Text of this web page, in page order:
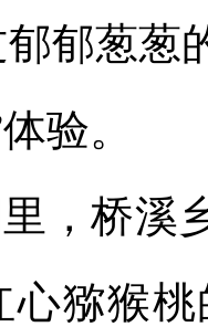
郁葱葱
验。
，桥溪
心猕猴